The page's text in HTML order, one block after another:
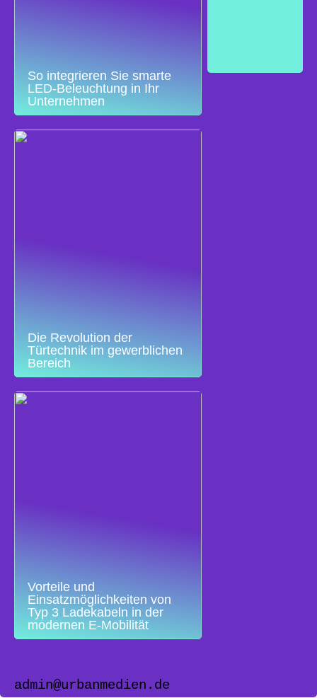
So integrieren Sie smarte
LED-Beleuchtung in Ihr
Unternehmen
Die Revolution der
Türtechnik im gewerblichen
Bereich
Vorteile und
Einsatzmöglichkeiten von
Typ 3 Ladekabeln in der
modernen E-Mobilität
admin@urbanmedien.de